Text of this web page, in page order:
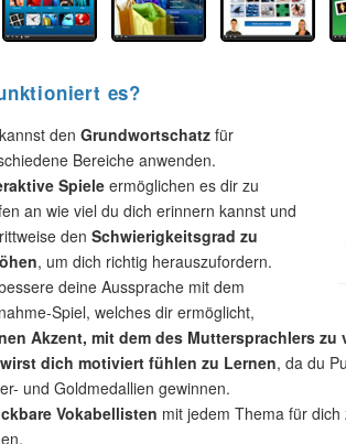
es?
den Grundwortschatz für
Bereiche anwenden.
Spiele ermöglichen es dir zu
an wie viel du dich erinnern kannst und
den Schwierigkeitsgrad zu
, um dich richtig herauszufordern.
deine Aussprache mit dem
Spiel, welches dir ermöglicht,
Akzent, mit dem des Muttersprachlers zu
dich motiviert fühlen zu Lernen, da du
und Goldmedallien gewinnen.
Vokabellisten mit jedem Thema für